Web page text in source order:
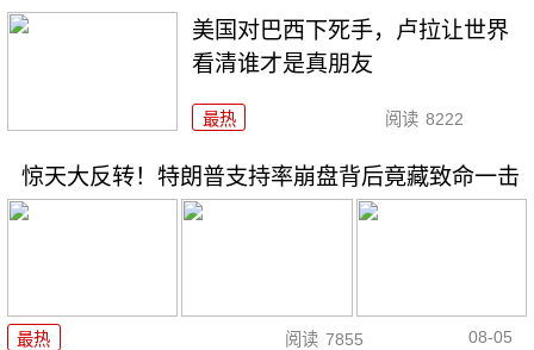
美国对巴西下死手，卢拉让世界
看清谁才是真朋友
最热 阅读 8222
惊天大反转！特朗普支持率崩盘背后竟藏致命一击
最热 阅读 7855 08-05